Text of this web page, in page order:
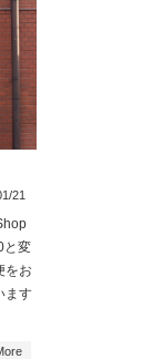
21
と変
をお
ます